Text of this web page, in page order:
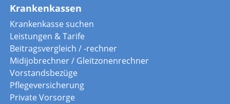
Krankenkassen
Krankenkasse suchen
Leistungen & Tarife
Beitragsvergleich / -rechner
Midijobrechner / Gleitzonenrechner
Vorstandsbezüge
Pflegeversicherung
Private Vorsorge